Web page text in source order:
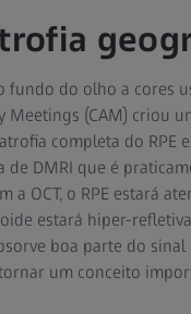
fundo do olho a cores
Meetings (CAM) criou
completa do RPE
de DMRI que é
a OCT, o RPE estará
estará hiper-
boa parte do sinal
um conceito